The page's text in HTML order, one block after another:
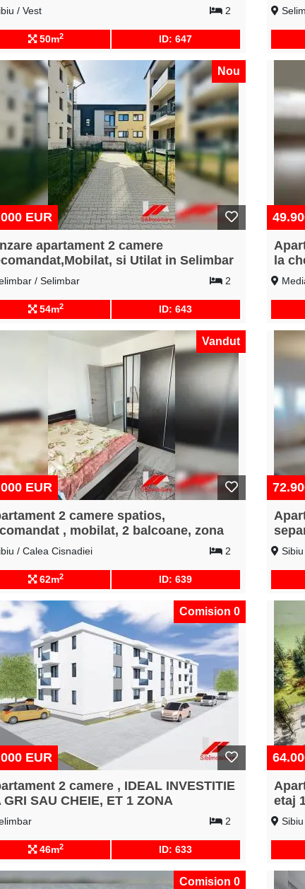
/ Vest 2
50m2 ID: 647
Nou
EUR
apartament 2 camere
si Utilat in Selimbar
/ Selimbar 2
54m2 ID: 643
la
Vandut
EUR
2 camere spatios,
, mobilat, 2 balcoane, zona
/ Calea Cisnadiei 2
62m2 ID: 639
Comision 0
EUR
2 camere , IDEAL INVESTITIE
GRI SAU CHEIE, ET 1 ZONA
2
46m2 ID: 633
etaj
Comision 0